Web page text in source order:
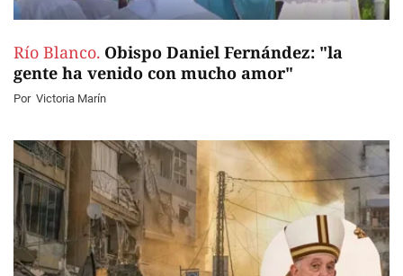
Río Blanco. Obispo Daniel Fernández: "la
gente ha venido con mucho amor"
Por Victoria Marín